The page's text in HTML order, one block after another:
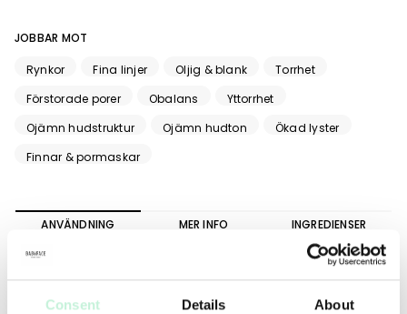
Consent Details About
JOBBAR MOT
Rynkor Fina linjer Oljig & blank
Torrhet
Förstorade porer
Obalans
Yttorrhet
Ojämn hudstruktur
Ojämn hudton
Ökad lyster
Finnar & pormaskar
ANVÄNDNING MER INFO INGREDIENSER
Fukta ansiktet och applicera krämen, massera i cirkulära
rörelser i 2 minuter. Undvik området kring ögonen. Skölj av
med varmt vatten. Följ med toner, serum eller olja och